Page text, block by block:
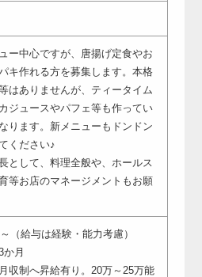
ー中心ですが、唐揚げ定食やお
キ作れる方を募集します。本格
はありませんが、ティータイム
ジュースやパフェ等も作ってい
ります。新メニューもドンドン
ください♪
として、料理全般や、ホールス
等お店のマネージメントもお願
（給与は経験・能力考慮）
か月
収制へ昇給有り。20万～25万能